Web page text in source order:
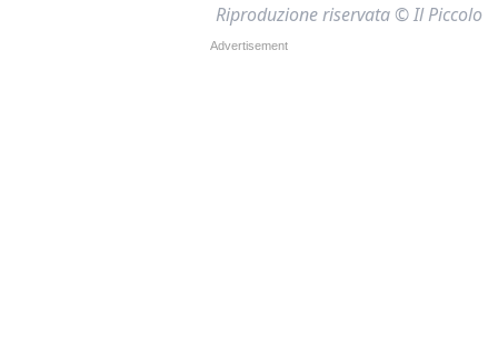
Riproduzione riservata © Il Piccolo